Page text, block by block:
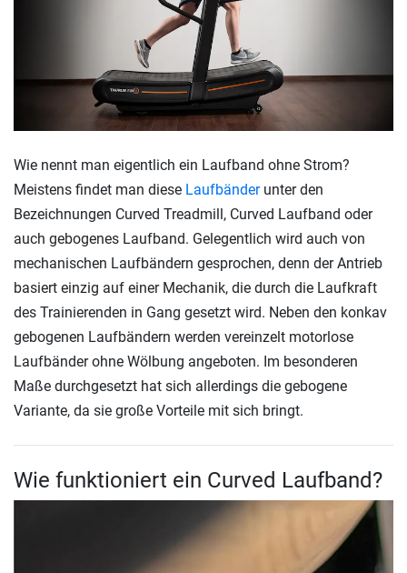
Wie nennt man eigentlich ein Laufband ohne Strom?
Meistens findet man diese Laufbänderunter den
Bezeichnungen Curved Treadmill, Curved Laufband oder
auch gebogenes Laufband. Gelegentlich wird auch von
mechanischen Laufbändern gesprochen, denn der Antrieb
basiert einzig auf einer Mechanik, die durch die Laufkraft
des Trainierenden in Gang gesetzt wird. Neben den konkav
gebogenen Laufbändern werden vereinzelt motorlose
Laufbänder ohne Wölbung angeboten. Im besonderen
Maße durchgesetzt hat sich allerdings die gebogene
Variante, da sie große Vorteile mit sich bringt.
Wie funktioniert ein Curved Laufband?